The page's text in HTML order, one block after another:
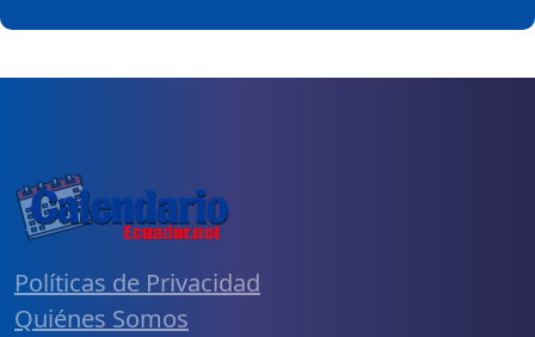
Políticas de Privacidad
Quiénes Somos